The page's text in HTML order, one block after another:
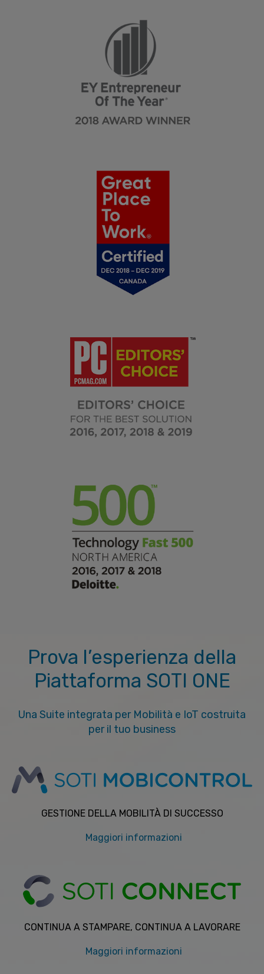
Prova l’esperienza della
Piattaforma SOTI ONE
Una Suite integrata per Mobilità e IoT costruita
per il tuo business
GESTIONE DELLA MOBILITÀ DI SUCCESSO
Maggiori informazioni
CONTINUA A STAMPARE, CONTINUA A LAVORARE
Maggiori informazioni